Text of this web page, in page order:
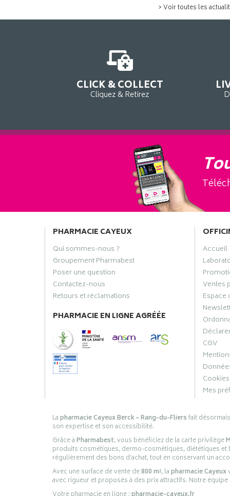
> Voir toutes les
CLICK & COLLECT
Cliquez & Retirez
PHARMACIE CAYEUX
Qui sommes-nous ?
Groupement Pharmabest
Poser une question
Contactez-nous
Retours et réclamations
PHARMACIE EN LIGNE AGRÉÉE
Accueil
Ventes
Espace
CGV
Cookies
Mes
Lapharmacie Cayeux Berck – Rang-du-Fliersfait
son expertise et son accessibilité.
Grâce àPharmabest, vous bénéficiez de la carte privilège
produits cosmétiques, dermo-cosmétiques, diététiques
régulièrement des bons d’achat, tout en conservant un
Avec une surface de vente de800 m², lapharmacie Cayeux
avec rigueur et proposés à des prix attractifs. Notre